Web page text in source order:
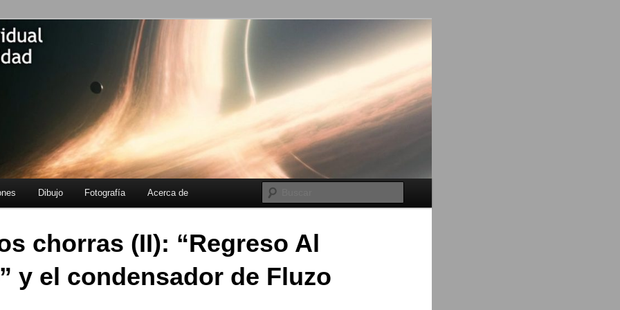
de
Dibujo Fotografía Acerca de
chorras (II): “Regreso Al
y el condensador de Fluzo